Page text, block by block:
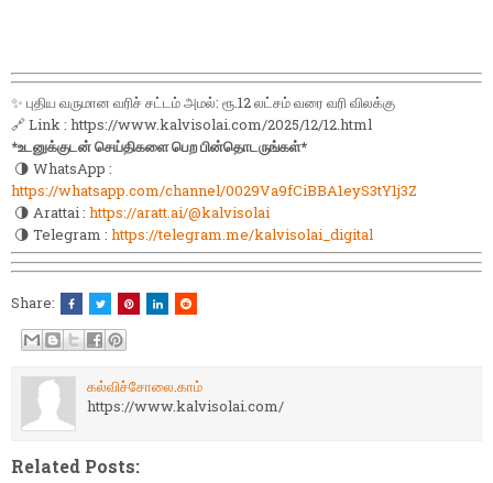
✨ புதிய வருமான வரிச் சட்டம் அமல்: ரூ.12 லட்சம் வரை வரி விலக்கு
🔗 Link : https://www.kalvisolai.com/2025/12/12.html
*உடனுக்குடன் செய்திகளை பெற பின்தொடருங்கள்*
🌗 WhatsApp :
https://whatsapp.com/channel/0029Va9fCiBBA1eyS3tY1j3Z
🌗 Arattai : https://aratt.ai/@kalvisolai
🌗 Telegram : https://telegram.me/kalvisolai_digital
Share:
கல்விச்சோலை.காம்
https://www.kalvisolai.com/
Related Posts: